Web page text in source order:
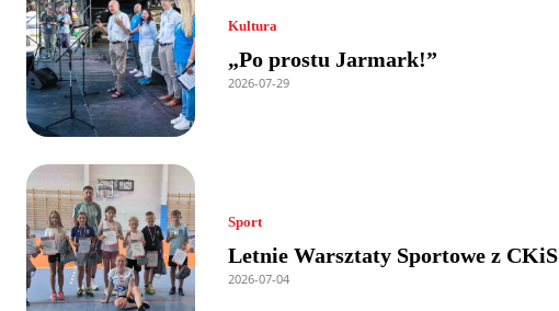
Kultura
„Po prostu Jarmark!”
2026-07-29
Sport
Letnie Warsztaty Sportowe z CKiS
2026-07-04